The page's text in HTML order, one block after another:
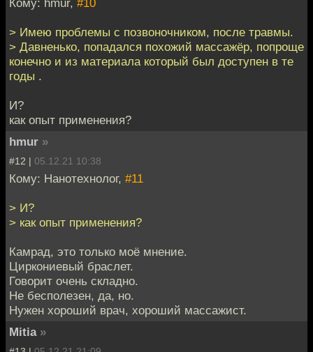
Кому: hmur, #10
> Имею проблемы с позвоночником, после травмы.
> Давненько, попадался похожий массажёр, попроще
конечно и из материала который был доступен в те
годы .
И?
как опыт применения?
hmur »
#12 | 05.12.21 10:38
Кому: Нанотехнолог, #11
> И?
> как опыт применения?
Камрад, это только моё мнение.
Циркониевый браслет.
Говорит очень складно.
Не бесполезен, да, но.
Нужен хороший врач, хороший массажист.
Mitia »